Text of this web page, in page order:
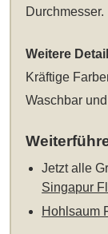
Durchmesser.
Weitere
Kräftige
Waschbar
Jetzt alle
Singapur
Hohlsaum